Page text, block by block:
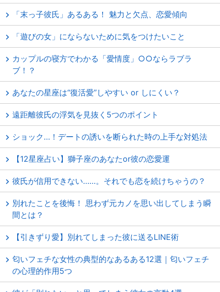
「末っ子彼氏」あるある！ 魅力と欠点、恋愛傾向
「遊びの女」にならないために気をつけたいこと
カップルの寝方でわかる「愛情度」○○ならラブラ
ブ！？
あなたの星座は“復活愛”しやすい or しにくい？
遠距離彼氏の浮気を見抜く5つのポイント
ショック…！デートの誘いを断られた時の上手な対処法
【12星座占い】獅子座のあなたor彼の恋愛運
彼氏が信用できない……。それでも恋を続けちゃうの？
別れたことを後悔！ 思わず元カノを思い出してしまう瞬
間とは？
【引きずり愛】別れてしまった彼に送るLINE術
匂いフェチな女性の典型的なあるある12選｜匂いフェチ
の心理的作用5つ